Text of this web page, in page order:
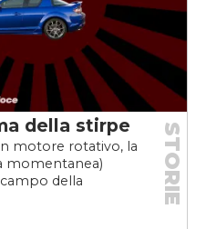
della stirpe
motore rotativo, la
momentanea)
della
STORIE